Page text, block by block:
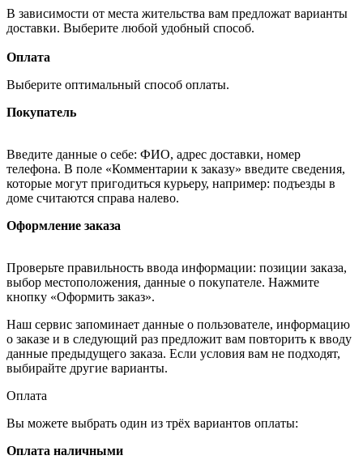
В зависимости от места жительства вам предложат варианты
доставки. Выберите любой удобный способ.
Оплата
Выберите оптимальный способ оплаты.
Покупатель
Введите данные о себе: ФИО, адрес доставки, номер
телефона. В поле «Комментарии к заказу» введите сведения,
которые могут пригодиться курьеру, например: подъезды в
доме считаются справа налево.
Оформление заказа
Проверьте правильность ввода информации: позиции заказа,
выбор местоположения, данные о покупателе. Нажмите
кнопку «Оформить заказ».
Наш сервис запоминает данные о пользователе, информацию
о заказе и в следующий раз предложит вам повторить к вводу
данные предыдущего заказа. Если условия вам не подходят,
выбирайте другие варианты.
Оплата
Вы можете выбрать один из трёх вариантов оплаты:
Оплата наличными